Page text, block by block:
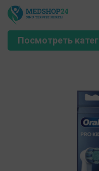
Посмотреть